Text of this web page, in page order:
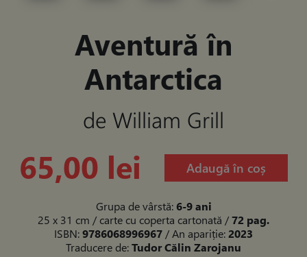
Aventură în
Antarctica
de William Grill
65,00 lei Adaugă în coș
Grupa de vârstă: 6-9 ani
25 x 31 cm / carte cu coperta cartonată /72 pag.
ISBN:9786068996967 / An apariție:2023
Traducere de:Tudor Călin Zarojanu